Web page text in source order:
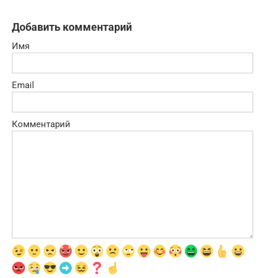
Добавить комментарий
Имя
Email
Комментарий